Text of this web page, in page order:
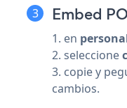
Embed
1. en
2. seleccione
3. copie y
cambios.